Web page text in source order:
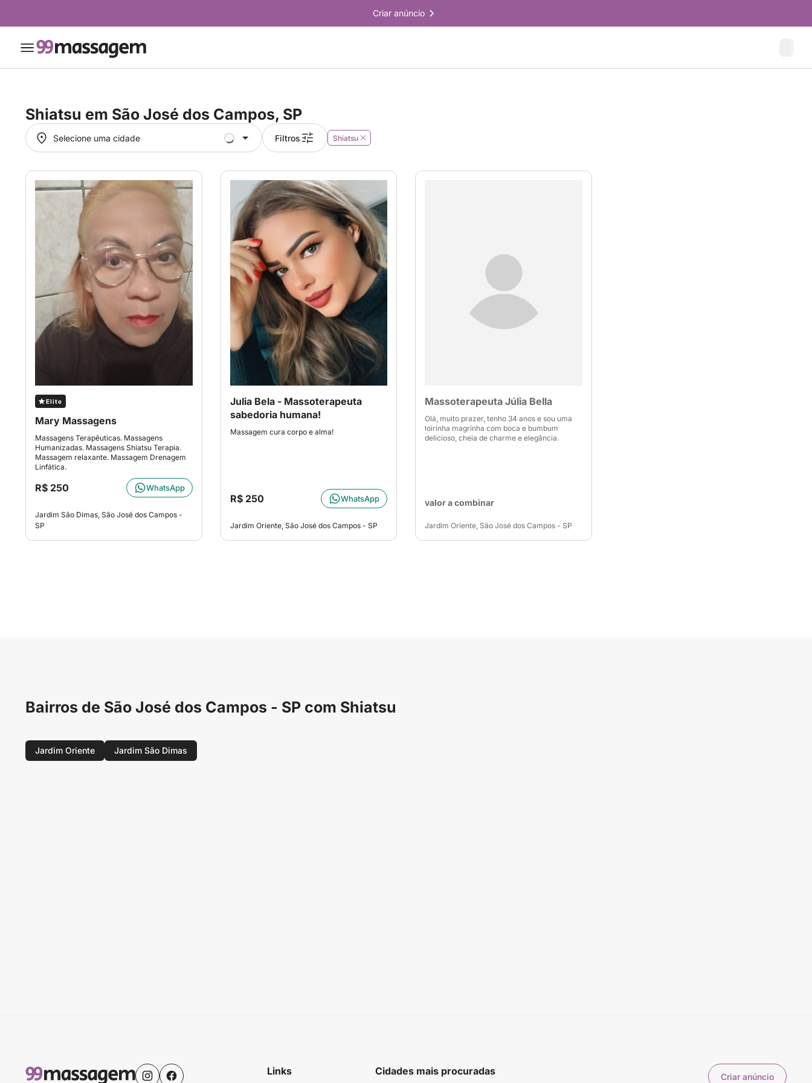
Criar anúncio
Shiatsu em São José dos Campos, SP
Selecione uma cidade
Selecione uma cidade Filtros Shiatsu
Elite
Mary Massagens
Massagens Terapêuticas. Massagens
Humanizadas. Massagens Shiatsu Terapia.
Massagem relaxante. Massagem Drenagem
Linfática.
R$ 250 WhatsApp
Jardim São Dimas, São José dos Campos -
SP
Julia Bela - Massoterapeuta
sabedoria humana!
Massagem cura corpo e alma!
R$ 250 WhatsApp
Jardim Oriente, São José dos Campos - SP
Massoterapeuta Júlia Bella
Olá, muito prazer, tenho 34 anos e sou uma
loirinha magrinha com boca e bumbum
delicioso, cheia de charme e elegância.
valor a combinar
Jardim Oriente, São José dos Campos - SP
Bairros de São José dos Campos - SP com Shiatsu
Jardim Oriente Jardim São Dimas
Links Cidades mais procuradas Criar anúncio